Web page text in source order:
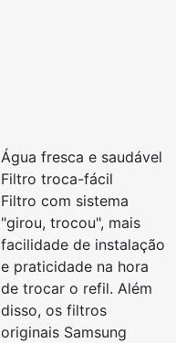
Água fresca e saudável
Filtro troca-fácil
Filtro com sistema
"girou, trocou", mais
facilidade de instalação
e praticidade na hora
de trocar o refil. Além
disso, os filtros
originais Samsung